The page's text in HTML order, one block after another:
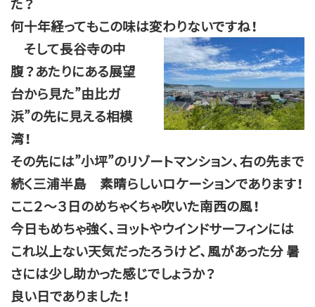
何十年経ってもこの味は変わりないですね！
そして長谷寺の中
腹？あたりにある展望
台から見た”由比ガ
浜”の先に見える相模
湾！
その先には”小坪”のリゾートマンション、右の先まで
続く三浦半島 素晴らしいロケーションであります！
ここ２～３日のめちゃくちゃ吹いた南西の風！
今日もめちゃ強く、ヨットやウインドサーフィンには
これ以上ない天気だったろうけど、風があった分 暑
さには少し助かった感じでしょうか？
良い日でありました！